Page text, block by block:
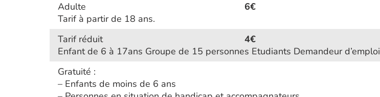
Adulte
6€
Tarif à partir de 18 ans.
Tarif réduit
4€
Enfant de 6 à 17ans Groupe de 15 personnes Etudiants Demandeur d’emploi
Gratuité :
– Enfants de moins de 6 ans